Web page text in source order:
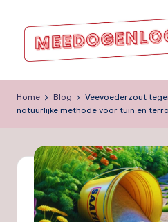
inhoud
e
e
o
Home Blog
Veevoederzout
natuurlijke methode voor tuin en